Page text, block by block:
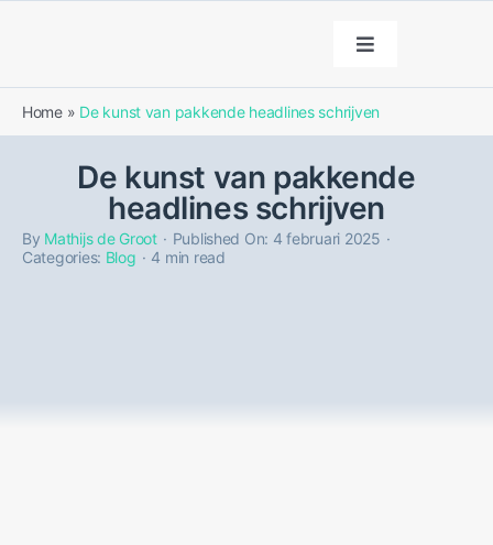
Toggle
Portfolio
Over ons
Home» De kunst van pakkende headlines schrijven
De kunst van pakkende
headlines schrijven
By Mathijs de Groot · Published On: 4 februari 2025 ·
Categories: Blog · 4 min read